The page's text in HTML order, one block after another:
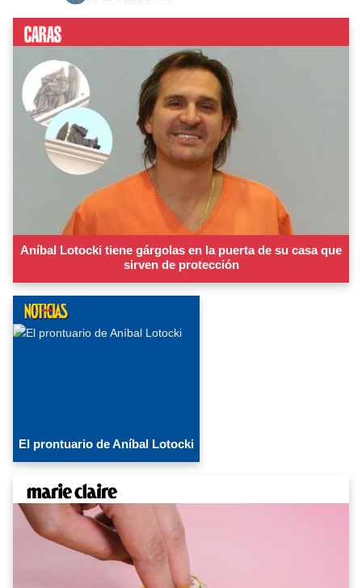
Aníbal Lotocki tiene gárgolas en la puerta de su casa que
sirven de protección
El prontuario de Aníbal Lotocki